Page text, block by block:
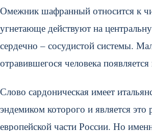
Омежник шафранный относится к
угнетающе действуют на
сердечно – сосудистой системы.
отравившегося человека
Слово сардоническая имеет
эндемиком которого и является
европейской части России. Но